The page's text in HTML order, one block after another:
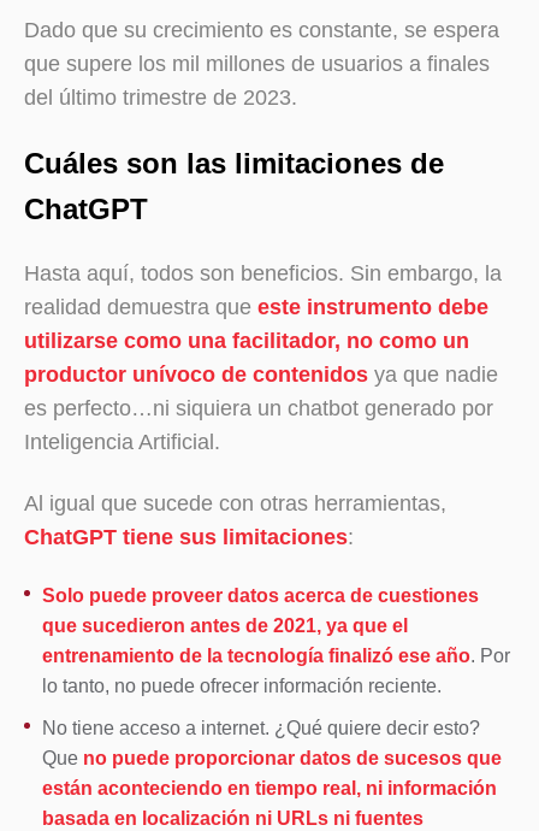
Dado que su crecimiento es constante, se espera
que supere los mil millones de usuarios a finales
del último trimestre de 2023.
Cuáles son las limitaciones de
ChatGPT
Hasta aquí, todos son beneficios. Sin embargo, la
realidad demuestra que este instrumento debe
utilizarse como una facilitador, no como un
productor unívoco de contenidos ya que nadie
es perfecto…ni siquiera un chatbot generado por
Inteligencia Artificial.
Al igual que sucede con otras herramientas,
ChatGPT tiene sus limitaciones:
Solo puede proveer datos acerca de cuestiones
que sucedieron antes de 2021, ya que el
entrenamiento de la tecnología finalizó ese año. Por
lo tanto, no puede ofrecer información reciente.
No tiene acceso a internet. ¿Qué quiere decir esto?
Que no puede proporcionar datos de sucesos que
están aconteciendo en tiempo real, ni información
basada en localización ni URLs ni fuentes